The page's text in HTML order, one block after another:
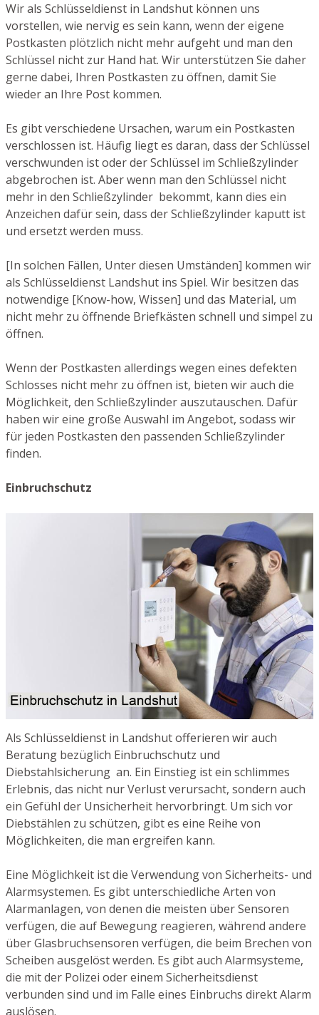
Wir als Schlüsseldienst in Landshut können uns
vorstellen, wie nervig es sein kann, wenn der eigene
Postkasten plötzlich nicht mehr aufgeht und man den
Schlüssel nicht zur Hand hat. Wir unterstützen Sie daher
gerne dabei, Ihren Postkasten zu öffnen, damit Sie
wieder an Ihre Post kommen.
Es gibt verschiedene Ursachen, warum ein Postkasten
verschlossen ist. Häufig liegt es daran, dass der Schlüssel
verschwunden ist oder der Schlüssel im Schließzylinder
abgebrochen ist. Aber wenn man den Schlüssel nicht
mehr in den Schließzylinder bekommt, kann dies ein
Anzeichen dafür sein, dass der Schließzylinder kaputt ist
und ersetzt werden muss.
[In solchen Fällen, Unter diesen Umständen] kommen wir
als Schlüsseldienst Landshut ins Spiel. Wir besitzen das
notwendige [Know-how, Wissen] und das Material, um
nicht mehr zu öffnende Briefkästen schnell und simpel zu
öffnen.
Wenn der Postkasten allerdings wegen eines defekten
Schlosses nicht mehr zu öffnen ist, bieten wir auch die
Möglichkeit, den Schließzylinder auszutauschen. Dafür
haben wir eine große Auswahl im Angebot, sodass wir
für jeden Postkasten den passenden Schließzylinder
finden.
Einbruchschutz
Als Schlüsseldienst in Landshut offerieren wir auch
Beratung bezüglich Einbruchschutz und
Diebstahlsicherung an. Ein Einstieg ist ein schlimmes
Erlebnis, das nicht nur Verlust verursacht, sondern auch
ein Gefühl der Unsicherheit hervorbringt. Um sich vor
Diebstählen zu schützen, gibt es eine Reihe von
Möglichkeiten, die man ergreifen kann.
Eine Möglichkeit ist die Verwendung von Sicherheits- und
Alarmsystemen. Es gibt unterschiedliche Arten von
Alarmanlagen, von denen die meisten über Sensoren
verfügen, die auf Bewegung reagieren, während andere
über Glasbruchsensoren verfügen, die beim Brechen von
Scheiben ausgelöst werden. Es gibt auch Alarmsysteme,
die mit der Polizei oder einem Sicherheitsdienst
verbunden sind und im Falle eines Einbruchs direkt Alarm
auslösen.